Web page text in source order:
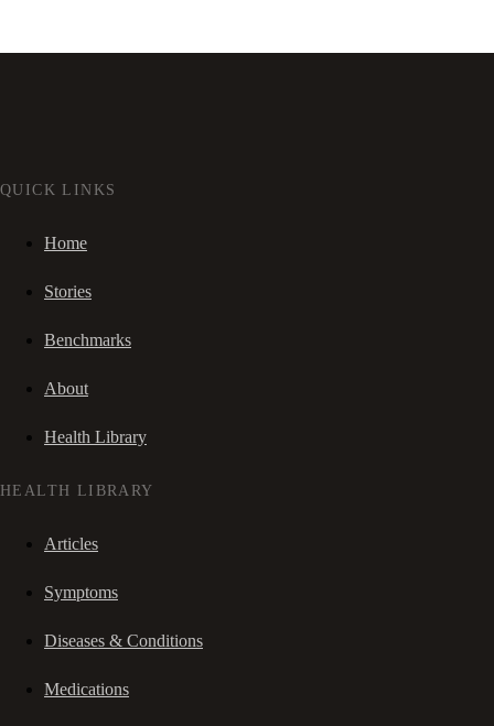
QUICK LINKS
Home
Stories
Benchmarks
About
Health Library
HEALTH LIBRARY
Articles
Symptoms
Diseases & Conditions
Medications